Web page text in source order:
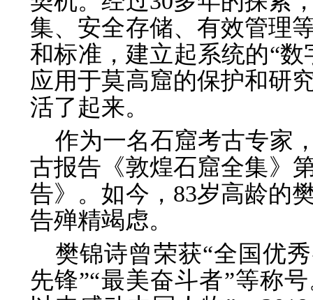
集、安全存储、有效管理
和标准，建立起系统的“
应用于莫高窟的保护和研
活了起来。
作为一名石窟考古专家
古报告《敦煌石窟全集》
告》。如今，83岁高龄的
告殚精竭虑。
樊锦诗曾荣获“全国优
先锋”“最美奋斗者”等称